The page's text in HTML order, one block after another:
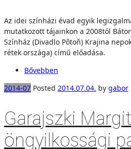
Az idei színházi évad egyik
mutatkozott tájainkon a 2008tól
Színház (Divadlo Pôtoň) Krajina
rétek országa) című előadása.
Bővebben
2014-07 Posted 2014.07.04. by gabor
Garajszki
öngyilkossági